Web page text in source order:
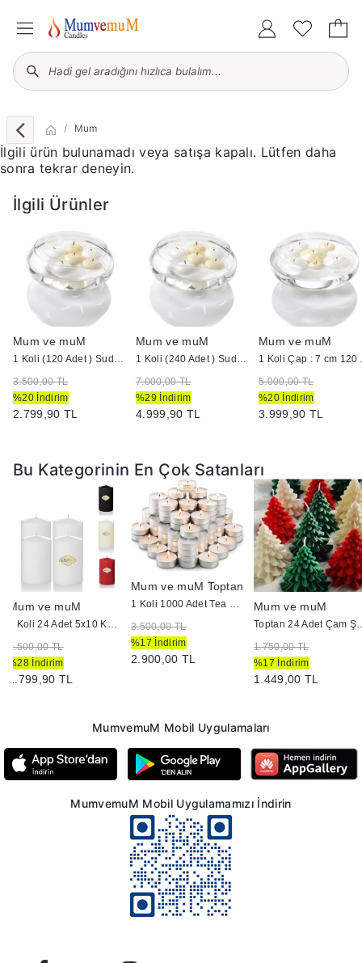
Mum
İlgili ürün bulunamadı veya satışa kapalı. Lütfen daha
sonra tekrar deneyin.
İlgili Ürünler
Mum ve muM
1 Koli (120 Adet ) Suda Yüzen Mum
3.500,00 TL
%20 İndirim
2.799,90 TL
Mum ve muM
1 Koli (240 Adet ) Suda Yüzen Mum
7.000,00 TL
%29 İndirim
4.999,90 TL
Mum ve muM
1 Koli
5.000,00 TL
%20 İndirim
3.999,90 TL
Bu Kategorinin En Çok Satanları
Mum ve muM
1 Koli 24 Adet 5x10 Kütük Mum
2.500,00 TL
%28 İndirim
1.799,90 TL
Mum ve muM Toptan
1 Koli 1000 Adet Tea Light Mum 3+ Saat Yanma
3.500,00 TL
%17 İndirim
2.900,00 TL
Mum ve muM
Toptan 24 Adet
1.750,00 TL
%17 İndirim
1.449,00 TL
MumvemuM Mobil Uygulamaları
MumvemuM Mobil Uygulamamızı İndirin